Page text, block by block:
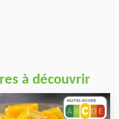
à découvrir